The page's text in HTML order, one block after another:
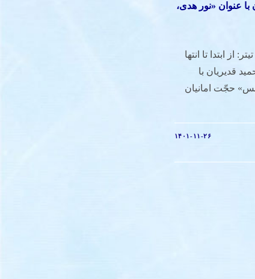
با عنوان «نور هدی،
نوشتاری از مجله سوره در بهمن1401 تیتر: از ابتدا تا انتها
قدیریان با
حجّت امانیان
۱۴۰۱-۱۱-۲۶